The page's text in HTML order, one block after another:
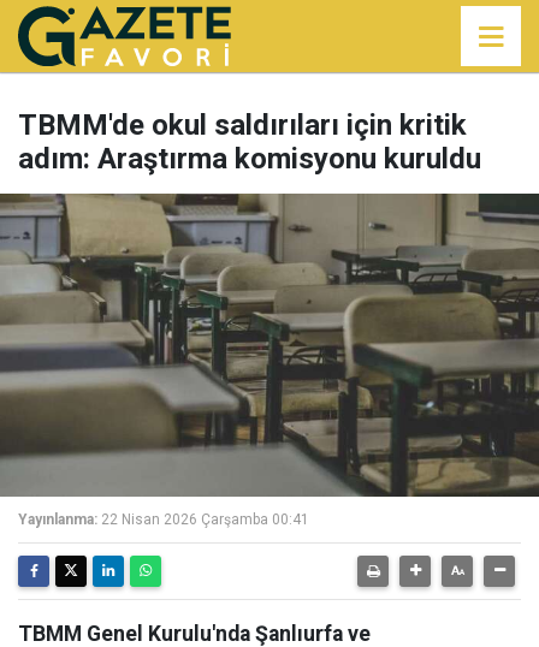
TBMM'de okul saldırıları için kritik
adım: Araştırma komisyonu kuruldu
Yayınlanma: 22 Nisan 2026 Çarşamba 00:41
TBMM Genel Kurulu'nda Şanlıurfa ve